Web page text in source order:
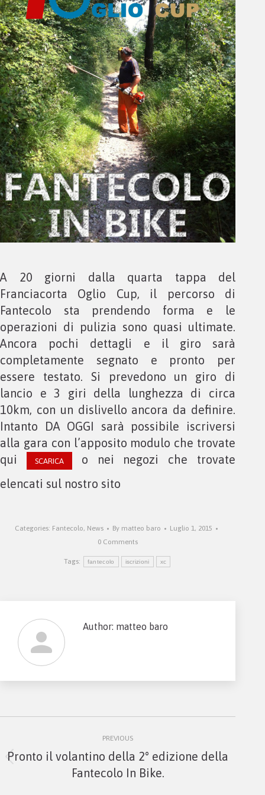
A 20 giorni dalla quarta tappa del
Franciacorta Oglio Cup, il percorso di
Fantecolo sta prendendo forma e le
operazioni di pulizia sono quasi ultimate.
Ancora pochi dettagli e il giro sarà
completamente segnato e pronto per
essere testato. Si prevedono un giro di
lancio e 3 giri della lunghezza di circa
10km, con un dislivello ancora da definire.
Intanto DA OGGI sarà possibile iscriversi
alla gara con l’apposito modulo che trovate
qui
SCARICA
o nei negozi che trovate
elencati sul nostro sito
Categories: Fantecolo, News By matteo baro
Luglio 1, 2015
0 Comments
Tags: fantecolo iscrizioni xc
Author: matteo baro
navigation
PREVIOUS
Previous
post:
Pronto il volantino della 2° edizione della
Fantecolo In Bike.